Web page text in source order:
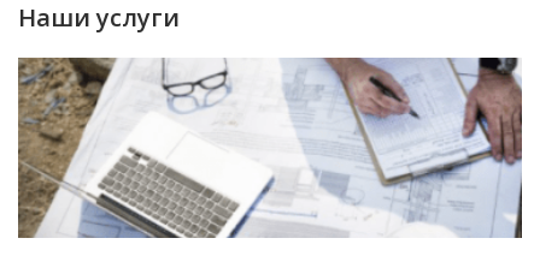
Наши услуги